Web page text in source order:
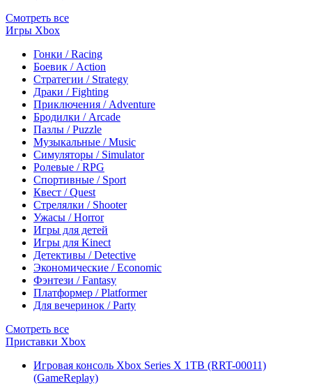
Смотреть все
Игры Xbox
Гонки / Racing
Боевик / Action
Стратегии / Strategy
Драки / Fighting
Приключения / Adventure
Бродилки / Arcade
Пазлы / Puzzle
Музыкальные / Music
Симуляторы / Simulator
Ролевые / RPG
Спортивные / Sport
Квест / Quest
Стрелялки / Shooter
Ужасы / Horror
Игры для детей
Игры для Kinect
Детективы / Detective
Экономические / Economic
Фэнтези / Fantasy
Платформер / Platformer
Для вечеринок / Party
Смотреть все
Приставки Xbox
Игровая консоль Xbox Series X 1TB (RRT-00011)
(GameReplay)